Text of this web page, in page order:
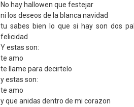
No hay hallowen que festejar
ni los deseos de la blanca navidad
tu sabes bien lo que si hay son dos
felicidad
Y estas son:
te amo
te llame para decirtelo
y estas son:
te amo
y que anidas dentro de mi corazon